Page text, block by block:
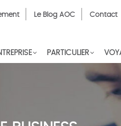
Le Blog AOC Contact
PARTICULIER